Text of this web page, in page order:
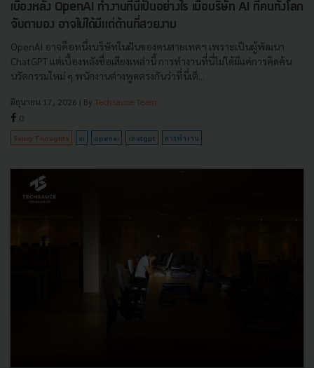
เบื้องหลัง OpenAI ทำงานที่นี่เป็นอย่างไร เมื่อบริษัท AI ที่คนทั้งโลก
จับตามอง อาจไม่ได้มีแต่ด้านที่สวยงาม
OpenAI อาจคือหนึ่งบริษัทในฝันของคนสายเทคฯ เพราะเป็นผู้พัฒนา
ChatGPT แต่เบื้องหลังชื่อเสียงเหล่านี้ การทำงานที่นี่ไม่ได้มีแค่การคิดค้น
นวัตกรรมใหม่ ๆ พนักงานต่างพูดตรงกันว่าที่นี่เต็...
มิถุนายน 17, 2026 | By Techsauce Team
0
Saucy Thoughts ai openai chatgpt การทำงาน